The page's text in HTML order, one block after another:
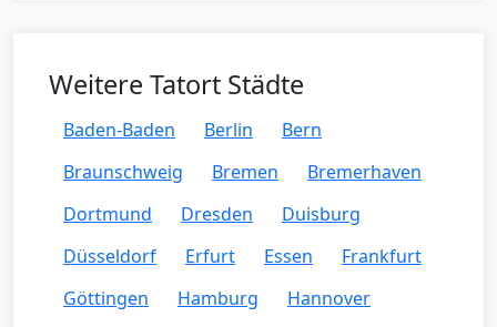
Weitere Tatort Städte
Baden-Baden Berlin
Bern
Braunschweig
Bremen
Bremerhaven
Dortmund
Dresden
Duisburg
Düsseldorf
Erfurt Essen
Frankfurt
Göttingen
Hamburg
Hannover